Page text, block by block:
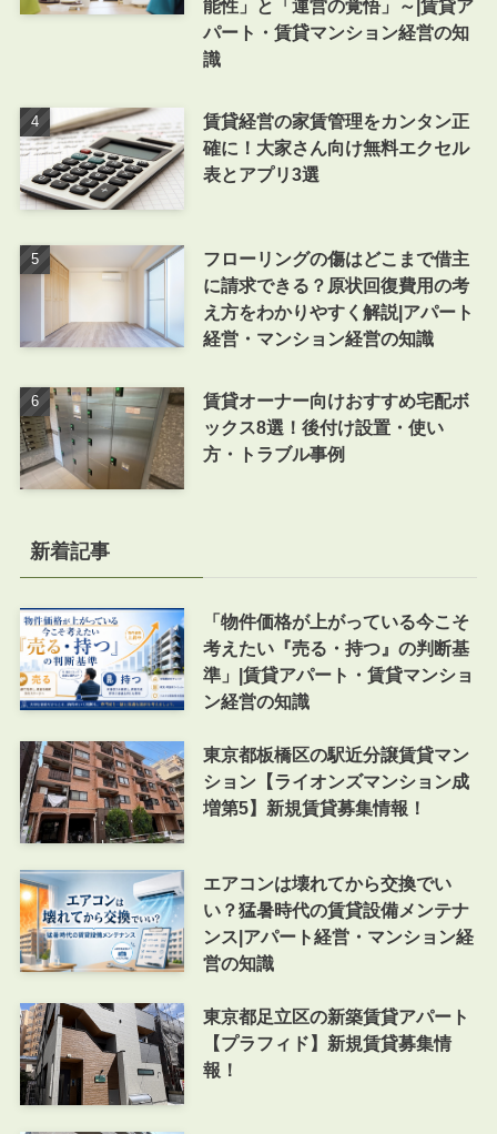
能性」と「運営の覚悟」～|賃貸ア
パート・賃貸マンション経営の知
識
賃貸経営の家賃管理をカンタン正
確に！大家さん向け無料エクセル
表とアプリ3選
フローリングの傷はどこまで借主
に請求できる？原状回復費用の考
え方をわかりやすく解説|アパート
経営・マンション経営の知識
賃貸オーナー向けおすすめ宅配ボ
ックス8選！後付け設置・使い
方・トラブル事例
新着記事
「物件価格が上がっている今こそ
考えたい『売る・持つ』の判断基
準」|賃貸アパート・賃貸マンショ
ン経営の知識
東京都板橋区の駅近分譲賃貸マン
ション【ライオンズマンション成
増第5】新規賃貸募集情報！
エアコンは壊れてから交換でい
い？猛暑時代の賃貸設備メンテナ
ンス|アパート経営・マンション経
営の知識
東京都足立区の新築賃貸アパート
【プラフィド】新規賃貸募集情
報！